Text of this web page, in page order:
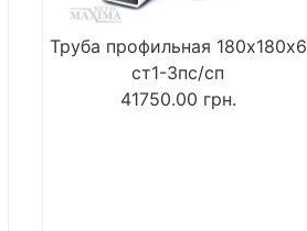
Труба профильная 180х180х6
ст1-3пс/сп
41750.00 грн.